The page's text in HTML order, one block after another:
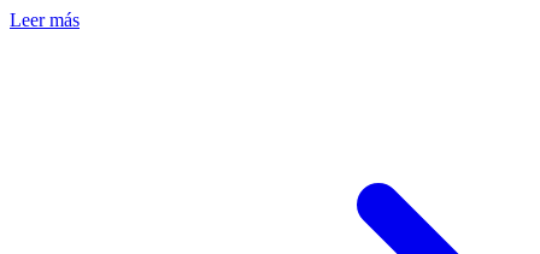
Leer más